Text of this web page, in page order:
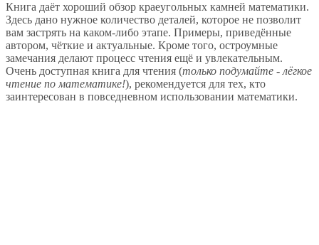
Книга даёт хороший обзор краеугольных камней математики.
Здесь дано нужное количество деталей, которое не позволит
вам застрять на каком-либо этапе. Примеры, приведённые
автором, чёткие и актуальные. Кроме того, остроумные
замечания делают процесс чтения ещё и увлекательным.
Очень доступная книга для чтения (только подумайте - лёгкое
чтение по математике!), рекомендуется для тех, кто
заинтересован в повседневном использовании математики.